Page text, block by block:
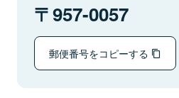
957-0057
郵便番号をコピーする